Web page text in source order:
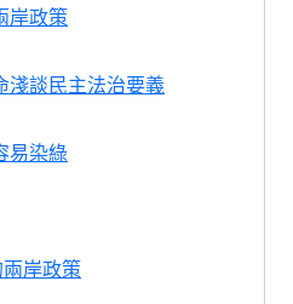
岸政策
淺談民主法治要義
易染綠
岸政策